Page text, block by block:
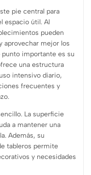
pie central para
espacio útil. Al
pueden
aprovechar mejor los
importante es su
una estructura
intensivo diario,
frecuentes y
La superficie
a mantener una
Además, su
tableros permite
y necesidades